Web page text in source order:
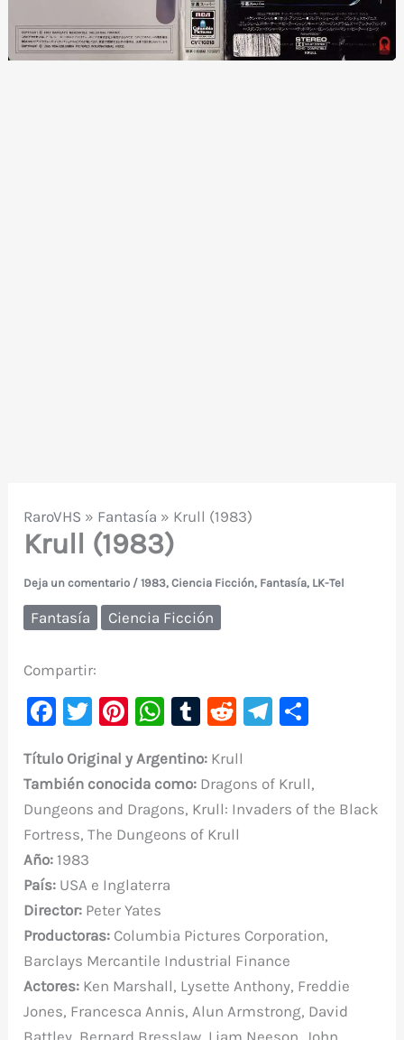
RaroVHS » Fantasía » Krull (1983)
Krull (1983)
Deja un comentario /1983,Ciencia Ficción, Fantasía, LK-Tel
Fantasía Ciencia Ficción
Compartir:
F
c
e
b
o
o
k
T
it
te
r
Pi
er
e
st
W
at
s
A
p
T
m
bl
r
R
d
di
t
Te
a p
Título Original y Argentino: Krull
También conocida como: Dragons of Krull,
Dungeons and Dragons, Krull: Invaders of the Black
Fortress, The Dungeons of Krull
Año: 1983
País: USA e Inglaterra
Director: Peter Yates
Productoras: Columbia Pictures Corporation,
Barclays Mercantile Industrial Finance
Actores: Ken Marshall, Lysette Anthony, Freddie
Jones, Francesca Annis, Alun Armstrong, David
Battley, Bernard Bresslaw, Liam Neeson, John